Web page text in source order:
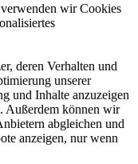
wir Cookies
deren Verhalten und
unserer
und Inhalte anzuzeigen
Außerdem können wir
abgleichen und
anzeigen, nur wenn